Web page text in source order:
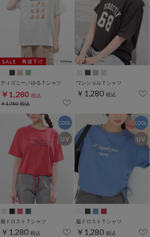
ディズニー／ゆるＴシャツ
￥1,280 税込
￥1,780税込
ワンショルＴシャツ
￥1,280 税込
裾ドロストＴシャツ
￥1,280 税込
脇ドロストＴシャツ
￥1,280 税込